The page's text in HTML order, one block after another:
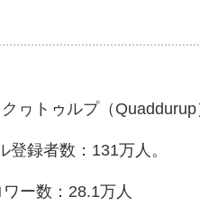
ヮトゥルプ（Quaddurup
登録者数：131万人。
ー数：28.1万人